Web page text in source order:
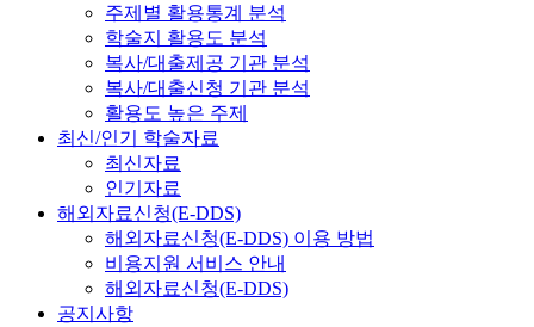
주제별 활용통계 분석
학술지 활용도 분석
복사/대출제공 기관 분석
복사/대출신청 기관 분석
활용도 높은 주제
최신/인기 학술자료
최신자료
인기자료
해외자료신청(E-DDS)
해외자료신청(E-DDS) 이용 방법
비용지원 서비스 안내
해외자료신청(E-DDS)
공지사항